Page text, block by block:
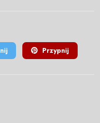
Przypnij